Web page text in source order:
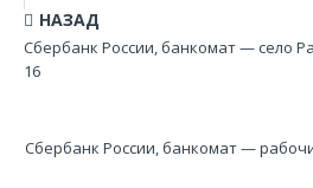
НАЗАД
Сбербанк России, банкомат — село
16
Сбербанк России, банкомат —